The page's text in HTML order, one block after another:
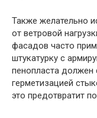
Также желательно
от ветровой
фасадов часто
штукатурку с
пенопласта
герметизацией
это предотвратит